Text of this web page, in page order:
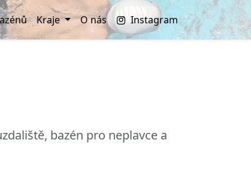
Kraje O nás Instagram
bazén pro neplavce a